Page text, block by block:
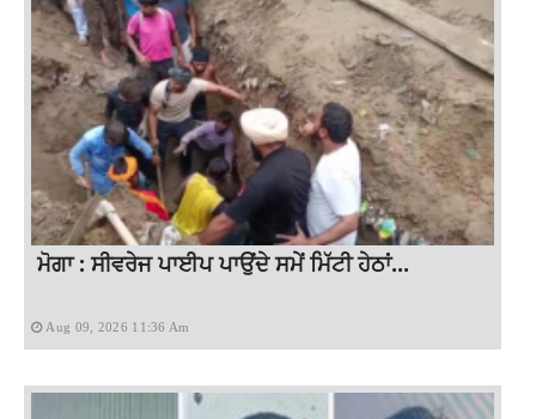
ਮੋਗਾ : ਸੀਵਰੇਜ ਪਾਈਪ ਪਾਉਂਦੇ ਸਮੇਂ ਮਿੱਟੀ ਹੇਠਾਂ...
Aug 09, 2026 11:36 Am